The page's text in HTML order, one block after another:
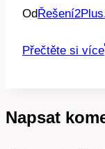
Od
Přečtěte si více
Napsat